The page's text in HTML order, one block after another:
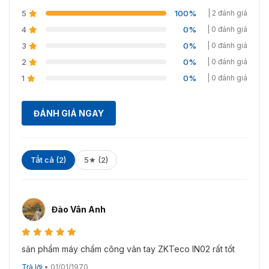
5 100% | 2 đánh giá
4 0% | 0 đánh giá
3 0% | 0 đánh giá
2 0% | 0 đánh giá
1 0% | 0 đánh giá
ĐÁNH GIÁ NGAY
Tất cả (2) 5★ (2)
Đào Vân Anh
sản phẩm máy chấm công vân tay ZKTeco IN02 rất tốt
Trả lời • 01/01/1970